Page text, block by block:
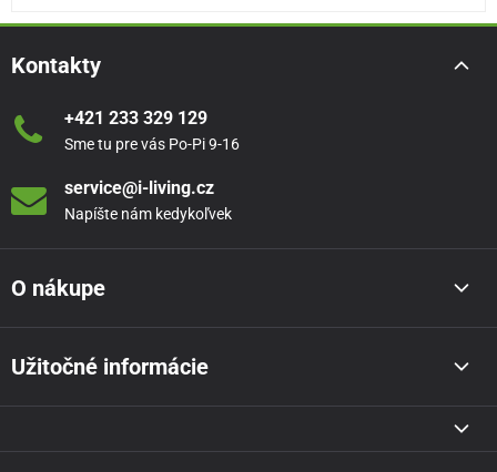
Kontakty
+421 233 329 129
Sme tu pre vás Po-Pi 9-16
service@i-living.cz
Napíšte nám kedykoľvek
O nákupe
Užitočné informácie